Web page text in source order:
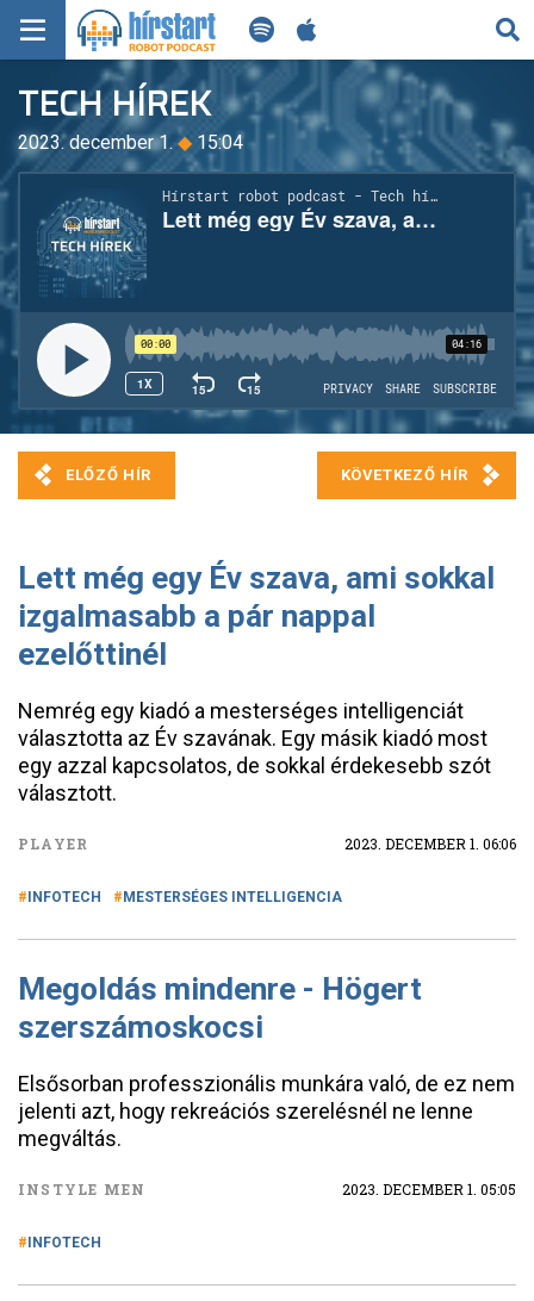
KERESÉS
KEZDŐLAP
FRISS HÍREK
TECH HÍREK
FILM-ZENE-SZÓRAKOZÁS
PLAYLIST
MI AZ A ROBOT PODCAST?
TECH HÍREK
2023. december 1.◆ 15:04
Lett még egy Év szava, ami sokkal
izgalmasabb a pár nappal
ezelőttinél
Nemrég egy kiadó a mesterséges intelligenciát
választotta az Év szavának. Egy másik kiadó most
egy azzal kapcsolatos, de sokkal érdekesebb szót
választott.
PLAYER 2023. DECEMBER 1. 06:06
INFOTECH MESTERSÉGES INTELLIGENCIA
Megoldás mindenre - Högert
szerszámoskocsi
Elsősorban professzionális munkára való, de ez nem
jelenti azt, hogy rekreációs szerelésnél ne lenne
megváltás.
INSTYLE MEN 2023. DECEMBER 1. 05:05
INFOTECH